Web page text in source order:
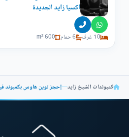
اكسيا زايد الجديدة
10 غرف 6 حمام 600 m²
كمبوندات الشيخ زايد—إحجز توين هاوس بكمبوند